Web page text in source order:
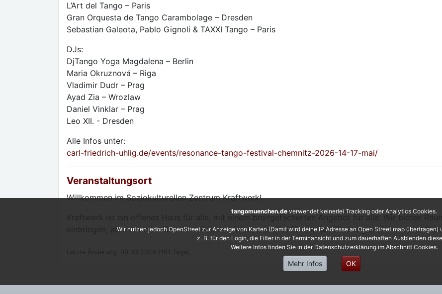
L’Art del Tango – Paris
Gran Orquesta de Tango Carambolage – Dresden
Sebastian Galeota, Pablo Gignoli & TAXXI Tango – Paris
DJs:
DjTango Yoga Magdalena – Berlin
Maria Okruznová – Riga
Vladimir Dudr – Prag
Ayad Zia – Wrozlaw
Daniel Vinklar – Prag
Leo XII. - Dresden
Alle Infos unter:
carl-friedrich-uhlig.de/events/resonance-tango-festival-chemnitz-2026-14-17-mai/
Veranstaltungsort
Willkommen im Soziokulturellen Zentrum Kraftwerk!
Kraftwerk ist ein offenes Haus für alle, mit einem breitgefächerten Angebot für alle. Wir bieten
einbringen, aber auch im Sinne von Räume bieten, und dies für alle Bevölkerungsschichten und
tangomuenchen.de verwendet keinerlei Tracking oder Analytics Cookies.
Wir nutzen jedoch OpenStreet zur Anzeige von Karten (Damit wird deine IP Adresse an Open Street map
z. B. für den Login, die Filter in der Terminansicht und zum dauerhaften Ausblenden
Weitere Infos finden Sie in der Datenschutzerklärung im Abschnitt Cookies.
Mehr Infos OK